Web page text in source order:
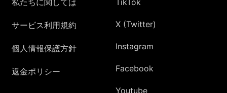
サービス利用規約
個人情報保護方針
返金ポリシー
X (Twitter)
Instagram
Facebook
Youtube